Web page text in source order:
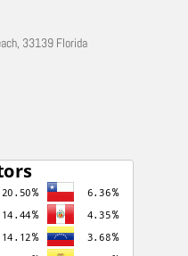
33139 Florida